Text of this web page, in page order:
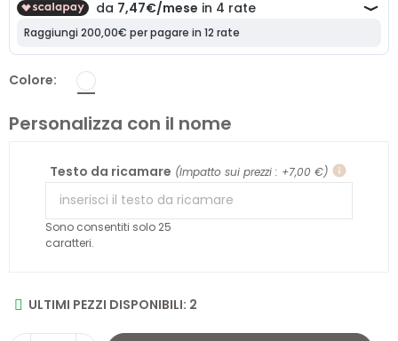
Colore
Personalizza con il nome
Testo da ricamare (Impatto sui prezzi : +7,00 €) info
Sono consentiti solo 25
caratteri.
ULTIMI PEZZI DISPONIBILI: 2